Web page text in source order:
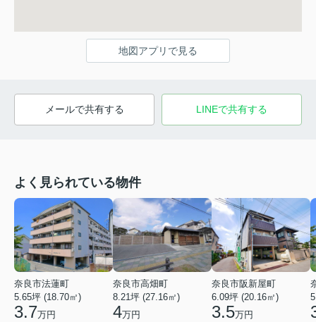
地図アプリで見る
メールで共有する LINEで共有する
よく見られている物件
奈良市法蓮町
5.65坪 (18.70㎡)
3.7万円
奈良市高畑町
8.21坪 (27.16㎡)
4万円
奈良市阪新屋町
6.09坪 (20.16㎡)
3.5万円